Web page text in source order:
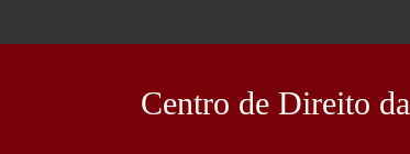
Centro de Direito da